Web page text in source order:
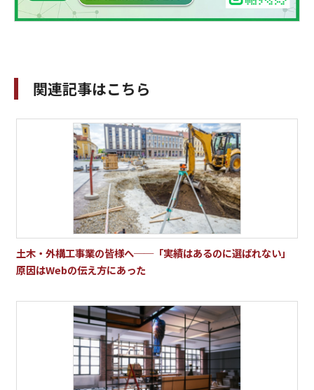
関連記事はこちら
土木・外構工事業の皆様へ──「実績はあるのに選ばれない」
原因はWebの伝え方にあった